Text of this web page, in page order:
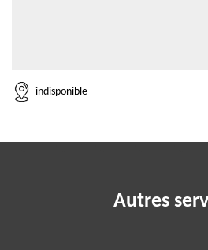
indisponible
Autres